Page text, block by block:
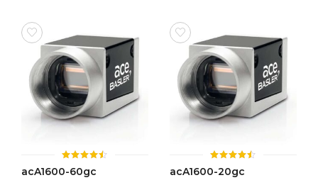
ให้
คะแนน
acA1600-60gc
ให้
คะแนน
acA1600-20gc